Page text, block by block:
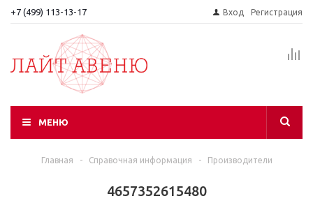
+7 (499) 113-13-17 Вход Регистрация
МЕНЮ
Главная - Справочная информация - Производители
4657352615480